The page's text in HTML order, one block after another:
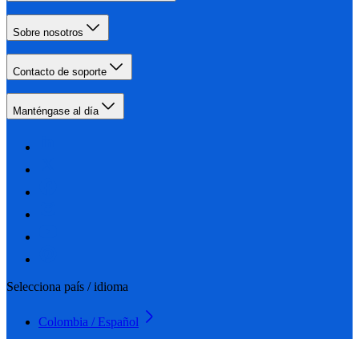
Sobre nosotros
Contacto de soporte
Manténgase al día
Selecciona país / idioma
Colombia / Español